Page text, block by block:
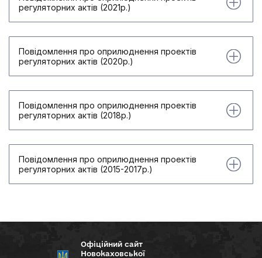
регуляторних актів (2021р.)
Повідомлення про оприлюднення проектів
регуляторних актів (2020р.)
Повідомлення про оприлюднення проектів
регуляторних актів (2018р.)
Повідомлення про оприлюднення проектів
регуляторних актів (2015-2017р.)
Офіційний сайт
Новокаховської